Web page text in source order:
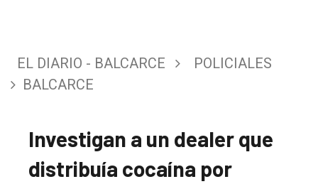
EL DIARIO - BALCARCE
POLICIALES
BALCARCE
Investigan a un dealer que
distribuía cocaína por